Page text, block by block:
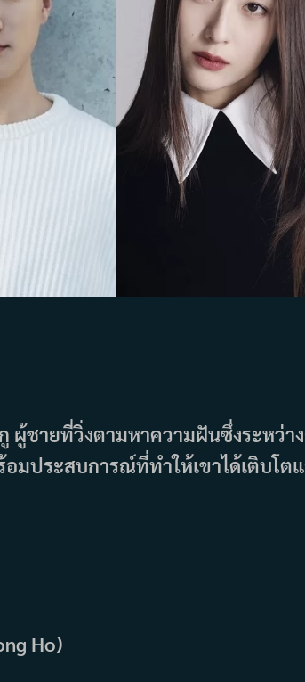
ผู้ชายที่วิ่งตามหาความฝันซึ่งระหว่า
มประสบการณ์ที่ทำให้เขาได้เติบโต
Ho)